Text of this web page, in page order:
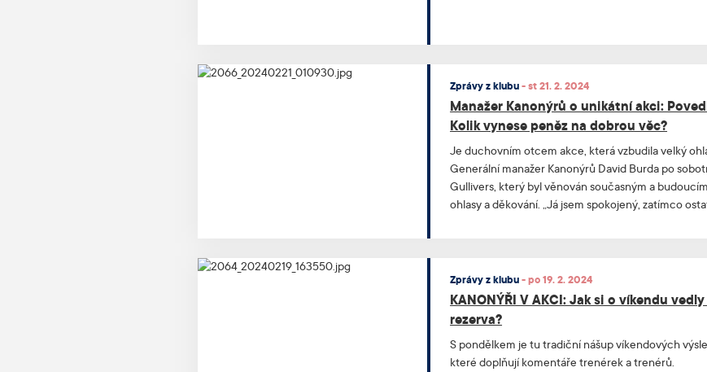
Zprávy z klubu -st 21. 2. 2024
Manažer Kanonýrů o unikátní akci:
Kolik vynese peněz na dobrou věc?
Je duchovním otcem akce, která vzbudila velký
Generální manažer Kanonýrů David Burda po
Gullivers, který byl věnován současným a
ohlasy a děkování. „Já jsem spokojený, zatímco
Zprávy z klubu -po 19. 2. 2024
KANONÝŘI V AKCI: Jak si o víkendu
rezerva?
S pondělkem je tu tradiční nášup víkendových
které doplňují komentáře trenérek a trenérů.